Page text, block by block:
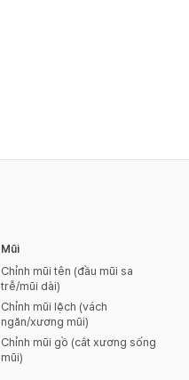
Mũi
Chỉnh mũi tên (đầu mũi sa
trễ/mũi dài)
Chỉnh mũi lệch (vách
ngăn/xương mũi)
Chỉnh mũi gồ (cắt xương sống
mũi)